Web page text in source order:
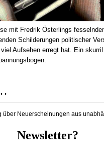
mit Fredrik Österlings
Schilderungen politischer
Aufsehen erregt hat. Ein
über Neuerscheinungen aus
Newsletter?